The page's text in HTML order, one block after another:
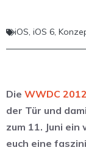
iOS, iOS 6,
Die WWDC 2012
der Tür und
zum 11. Juni
euch eine